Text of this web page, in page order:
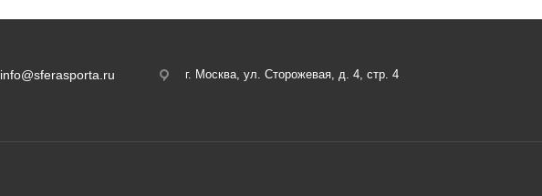
info@sferasporta.ru г. Москва, ул. Сторожевая, д. 4, стр. 4